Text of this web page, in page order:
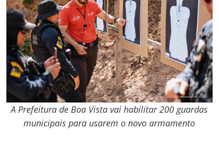
A Prefeitura de Boa Vista vai habilitar 200 guardas
municipais para usarem o novo armamento